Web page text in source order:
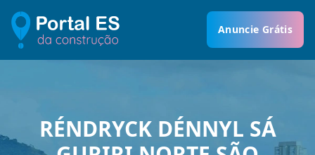
Anuncie Grátis
RÉNDRYCK DÉNNYL SÁ